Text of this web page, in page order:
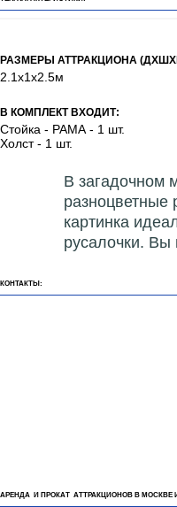
РАЗМЕРЫ АТТРАКЦИОНА
2.1х1х2.5м
В КОМПЛЕКТ ВХОДИТ:
Стойка - РАМА - 1 шт.
Холст - 1 шт.
В загадочном
разноцветные
картинка
русалочки. Вы
КОНТАКТЫ:
АРЕНДА И ПРОКАТ АТТРАКЦИОНОВ В МОСКВЕ